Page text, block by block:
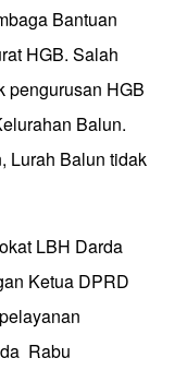
Bantuan
HGB. Salah
pengurusan HGB
Balun.
Lurah Balun tidak
LBH Darda
Ketua DPRD
Rabu